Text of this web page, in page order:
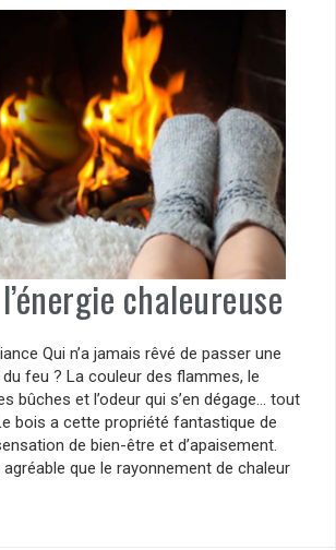
chaleureuse
Qui n’a jamais rêvé de passer une
feu ? La couleur des flammes, le
bûches et l’odeur qui s’en dégage… tout
bois a cette propriété fantastique de
de bien-être et d’apaisement.
agréable que le rayonnement de chaleur